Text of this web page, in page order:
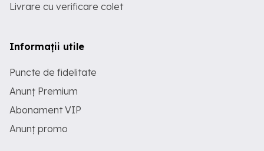
Livrare cu verificare colet
Informații utile
Puncte de fidelitate
Anunț Premium
Abonament VIP
Anunț promo